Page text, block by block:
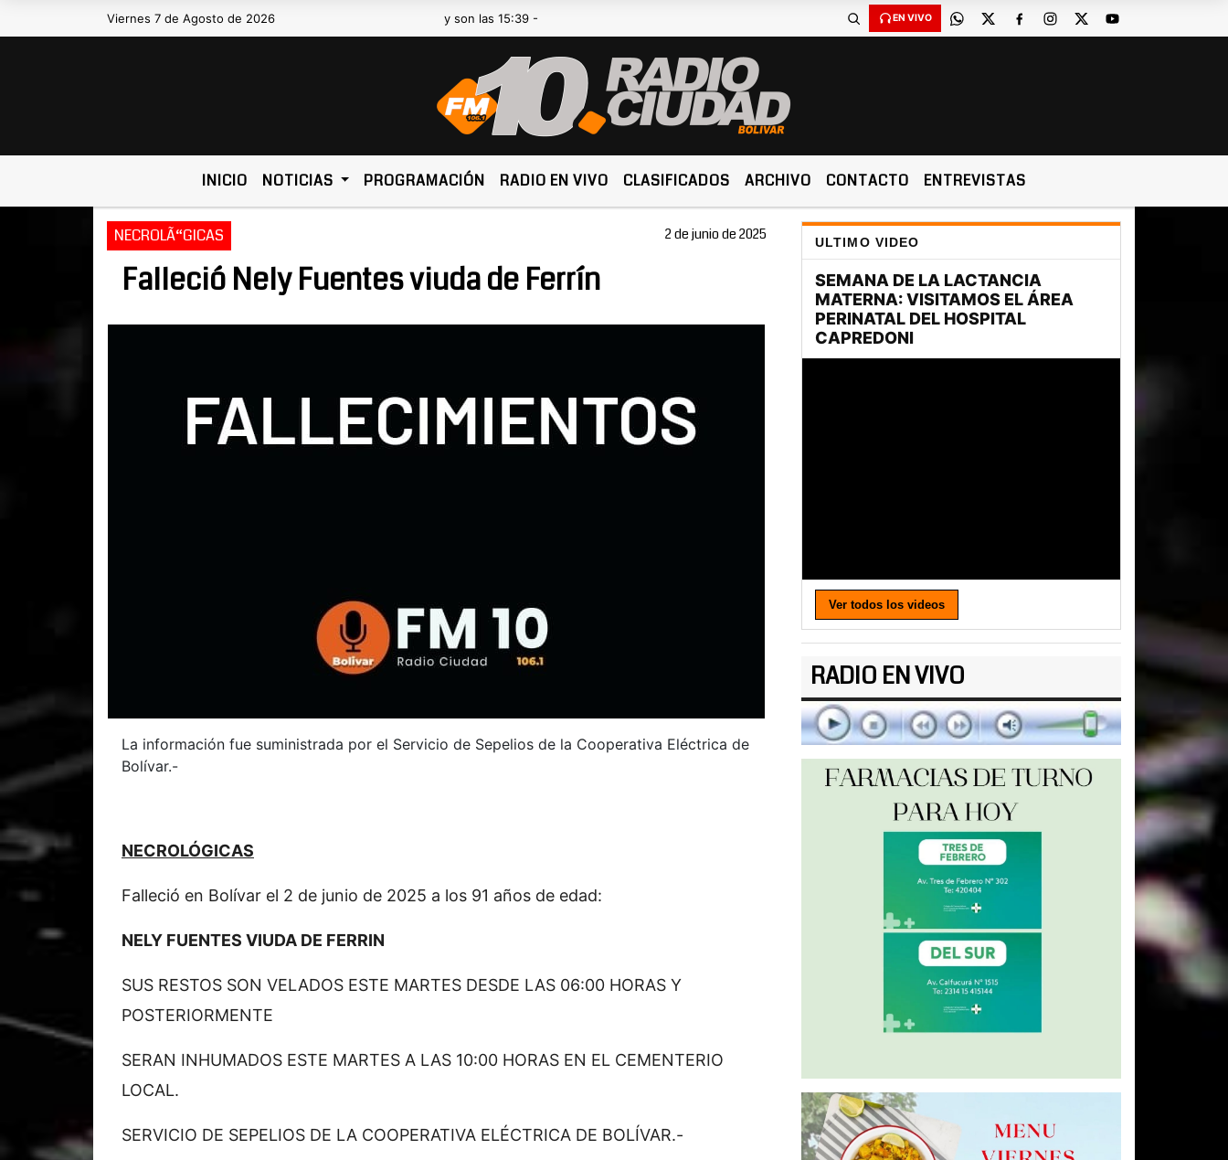
Viernes 7 de Agosto de 2026Hoy es Viernes 7 de Agosto de 2026 y son las 15:39 - EN VIVO
INICIO NOTICIAS PROGRAMACIÓN RADIO EN VIVO CLASIFICADOS ARCHIVO CONTACTO ENTREVISTAS
NECROLÃ“GICAS 2 de junio de 2025
Falleció Nely Fuentes viuda de Ferrín
La información fue suministrada por el Servicio de Sepelios de la Cooperativa Eléctrica de
Bolívar.-
NECROLÓGICAS
Falleció en Bolívar el 2 de junio de 2025 a los 91 años de edad:
NELY FUENTES VIUDA DE FERRIN
SUS RESTOS SON VELADOS ESTE MARTES DESDE LAS 06:00 HORAS Y
POSTERIORMENTE
SERAN INHUMADOS ESTE MARTES A LAS 10:00 HORAS EN EL CEMENTERIO
LOCAL.
SERVICIO DE SEPELIOS DE LA COOPERATIVA ELÉCTRICA DE BOLÍVAR.-
ULTIMO VIDEO
Ver todos los videos
RADIO EN VIVO